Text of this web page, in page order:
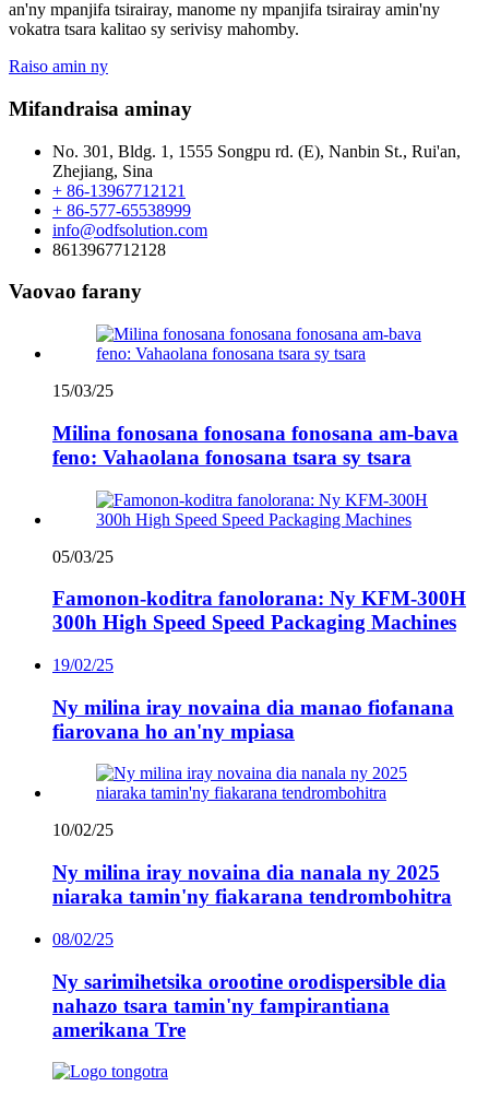
an'ny mpanjifa tsirairay, manome ny mpanjifa tsirairay amin'ny
vokatra tsara kalitao sy serivisy mahomby.
Raiso amin ny
Mifandraisa aminay
No. 301, Bldg. 1, 1555 Songpu rd. (E), Nanbin St., Rui'an,
Zhejiang, Sina
+ 86-13967712121
+ 86-577-65538999
info@odfsolution.com
8613967712128
Vaovao farany
15/03/25
Milina fonosana fonosana fonosana am-bava
feno: Vahaolana fonosana tsara sy tsara
05/03/25
Famonon-koditra fanolorana: Ny KFM-300H
300h High Speed ​​Speed ​​Packaging Machines
19/02/25
Ny milina iray novaina dia manao fiofanana
fiarovana ho an'ny mpiasa
10/02/25
Ny milina iray novaina dia nanala ny 2025
niaraka tamin'ny fiakarana tendrombohitra
08/02/25
Ny sarimihetsika orootine orodispersible dia
nahazo tsara tamin'ny fampirantiana
amerikana Tre